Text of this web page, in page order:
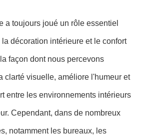
a toujours joué un rôle essentiel
la décoration intérieure et le confort
façon dont nous percevons
clarté visuelle, améliore l'humeur et
entre les environnements intérieurs
Cependant, dans de nombreux
notamment les bureaux, les